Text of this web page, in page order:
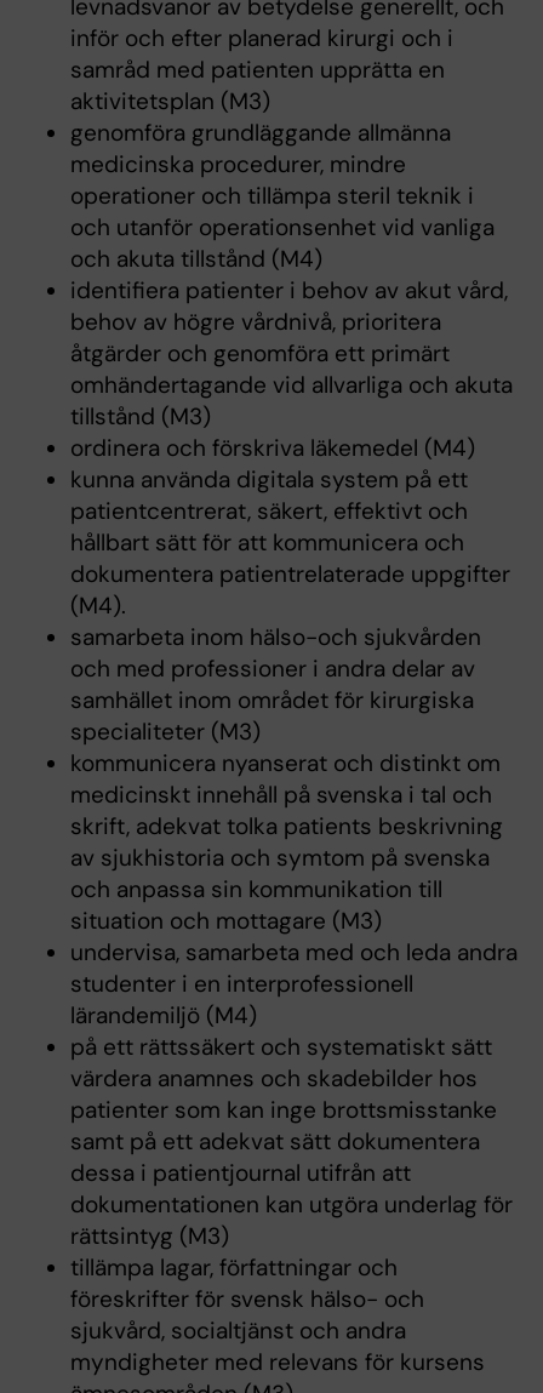
levnadsvanor av betydelse generellt, och
inför och efter planerad kirurgi och i
samråd med patienten upprätta en
aktivitetsplan (M3)
genomföra grundläggande allmänna
medicinska procedurer, mindre
operationer och tillämpa steril teknik i
och utanför operationsenhet vid vanliga
och akuta tillstånd (M4)
identifiera patienter i behov av akut vård,
behov av högre vårdnivå, prioritera
åtgärder och genomföra ett primärt
omhändertagande vid allvarliga och akuta
tillstånd (M3)
ordinera och förskriva läkemedel (M4)
kunna använda digitala system på ett
patientcentrerat, säkert, effektivt och
hållbart sätt för att kommunicera och
dokumentera patientrelaterade uppgifter
(M4).
samarbeta inom hälso-och sjukvården
och med professioner i andra delar av
samhället inom området för kirurgiska
specialiteter (M3)
kommunicera nyanserat och distinkt om
medicinskt innehåll på svenska i tal och
skrift, adekvat tolka patients beskrivning
av sjukhistoria och symtom på svenska
och anpassa sin kommunikation till
situation och mottagare (M3)
undervisa, samarbeta med och leda andra
studenter i en interprofessionell
lärandemiljö (M4)
på ett rättssäkert och systematiskt sätt
värdera anamnes och skadebilder hos
patienter som kan inge brottsmisstanke
samt på ett adekvat sätt dokumentera
dessa i patientjournal utifrån att
dokumentationen kan utgöra underlag för
rättsintyg (M3)
tillämpa lagar, författningar och
föreskrifter för svensk hälso- och
sjukvård, socialtjänst och andra
myndigheter med relevans för kursens